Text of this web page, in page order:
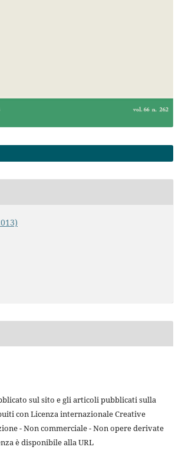
sul sito e gli articoli pubblicati sulla
con Licenza internazionale Creative
- Non commerciale - Non opere derivate
è disponibile alla URL